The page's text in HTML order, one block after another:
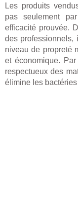
Les produits
pas seulement
efficacité prouvée.
des professionnels,
niveau de propreté
et économique.
respectueux des
élimine les